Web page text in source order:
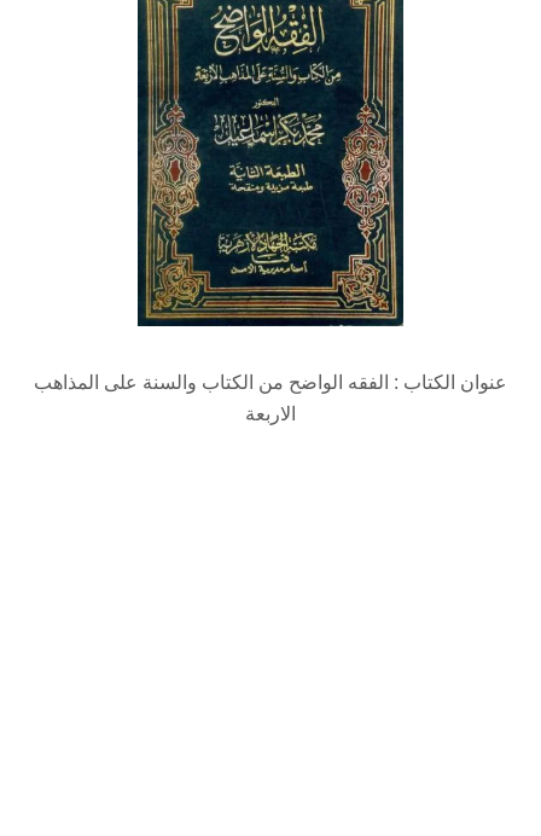
عنوان الكتاب : الفقه الواضح من الكتاب والسنة على المذاهب
الاربعة